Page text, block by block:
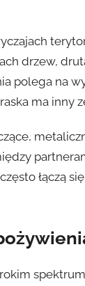
drzew,
polega na
ma inny
łączą